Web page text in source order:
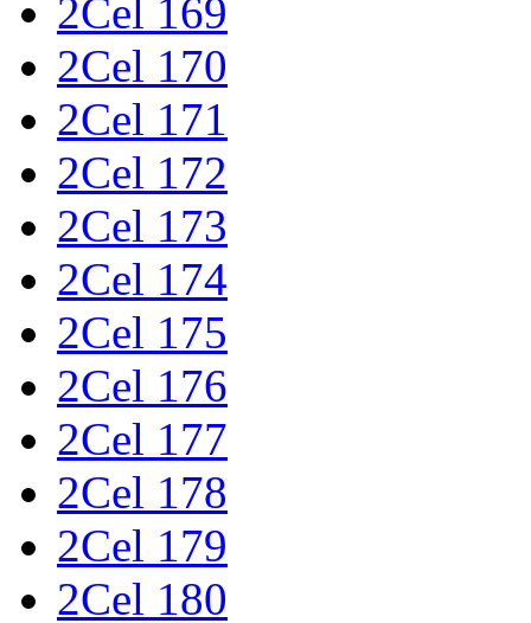
2Cel 169
2Cel 170
2Cel 171
2Cel 172
2Cel 173
2Cel 174
2Cel 175
2Cel 176
2Cel 177
2Cel 178
2Cel 179
2Cel 180